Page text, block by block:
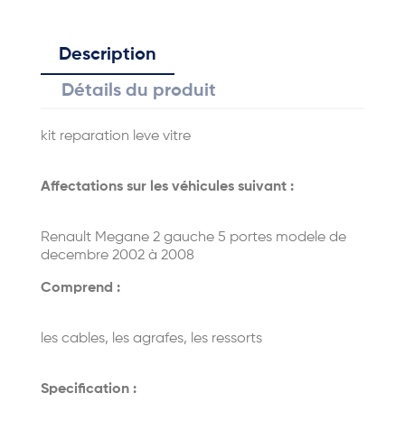
Description
Détails du produit
kit reparation leve vitre
Affectations sur les véhicules suivant :
Renault Megane 2 gauche 5 portes modele de
decembre 2002 à 2008
Comprend :
les cables, les agrafes, les ressorts
Specification :